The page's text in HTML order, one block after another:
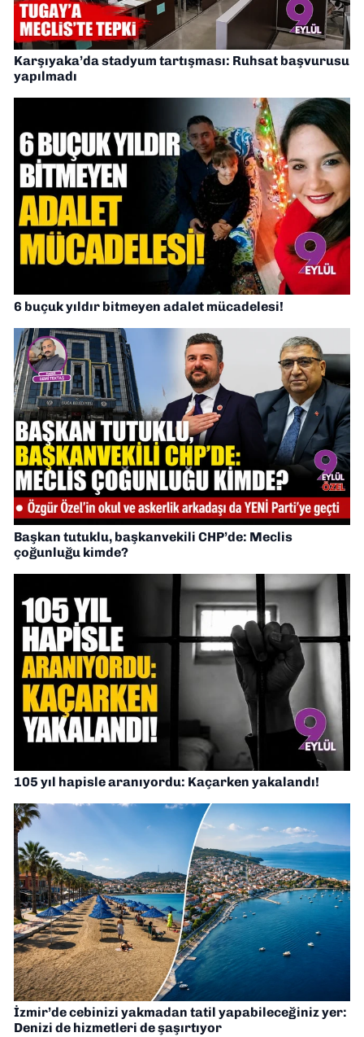
Karşıyaka’da stadyum tartışması: Ruhsat başvurusu
yapılmadı
6 buçuk yıldır bitmeyen adalet mücadelesi!
Başkan tutuklu, başkanvekili CHP’de: Meclis
çoğunluğu kimde?
105 yıl hapisle aranıyordu: Kaçarken yakalandı!
İzmir’de cebinizi yakmadan tatil yapabileceğiniz yer:
Denizi de hizmetleri de şaşırtıyor